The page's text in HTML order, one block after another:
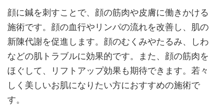
顔に鍼を刺すことで、顔の筋肉や皮膚に働きかける
施術です。顔の血行やリンパの流れを改善し、肌の
新陳代謝を促進します。顔のむくみやたるみ、しわ
などの肌トラブルに効果的です。また、顔の筋肉を
ほぐして、リフトアップ効果も期待できます。若々
しく美しいお肌になりたい方におすすめの施術で
す。